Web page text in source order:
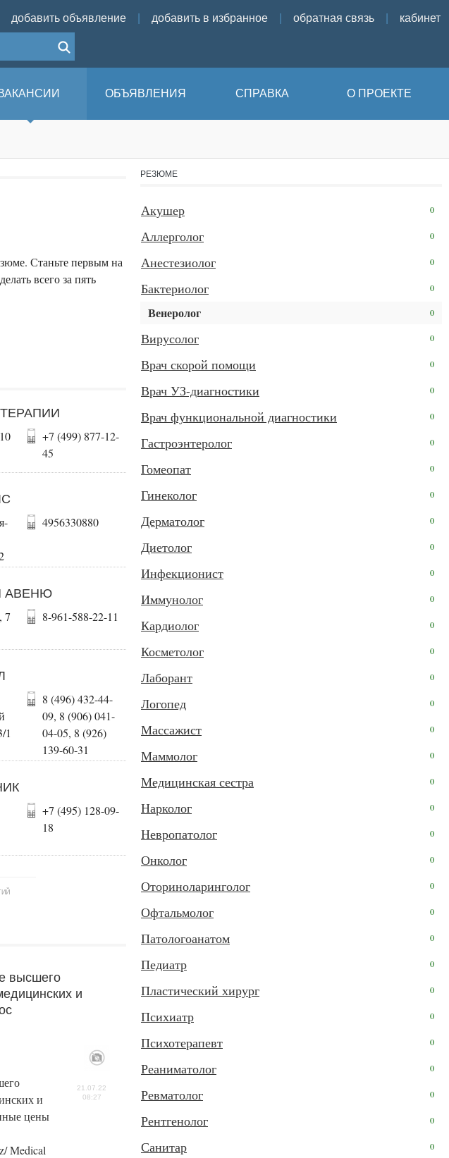
добавить объявление добавить в избранное обратная связь кабинет
ОБЪЯВЛЕНИЯ СПРАВКА О ПРОЕКТЕ
Станьте первым на
всего за пять
+7 (499) 877-12-
45
4956330880
АВЕНЮ
7 8-961-588-22-11
1
8 (496) 432-44-
09, 8 (906) 041-
04-05, 8 (926)
139-60-31
+7 (495) 128-09-
18
высшего
и
и
цены
Medical
21.07.22
08:27
РЕЗЮМЕ
Акушер 0
Аллерголог 0
Анестезиолог 0
Бактериолог 0
Венеролог 0
Вирусолог 0
Врач скорой помощи 0
Врач УЗ-диагностики 0
Врач функциональной диагностики 0
Гастроэнтеролог 0
Гомеопат 0
Гинеколог 0
Дерматолог 0
Диетолог 0
Инфекционист 0
Иммунолог 0
Кардиолог 0
Косметолог 0
Лаборант 0
Логопед 0
Массажист 0
Маммолог 0
Медицинская сестра 0
Нарколог 0
Невропатолог 0
Онколог 0
Оториноларинголог 0
Офтальмолог 0
Патологоанатом 0
Педиатр 0
Пластический хирург 0
Психиатр 0
Психотерапевт 0
Реаниматолог 0
Ревматолог 0
Рентгенолог 0
Санитар 0